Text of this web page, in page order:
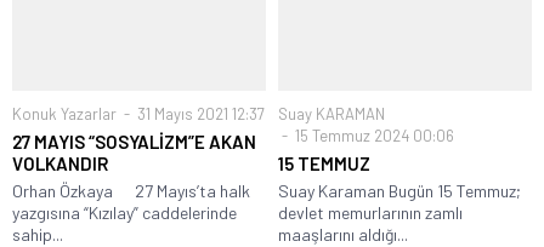
Konuk Yazarlar 31 Mayıs 2021 12:37
27 MAYIS “SOSYALİZM”E AKAN
VOLKANDIR
Orhan Özkaya 27 Mayıs’ta halk
yazgısına “Kızılay” caddelerinde
sahip...
Suay KARAMAN
15 Temmuz 2024 00:06
15 TEMMUZ
Suay Karaman Bugün 15 Temmuz;
devlet memurlarının zamlı
maaşlarını aldığı...